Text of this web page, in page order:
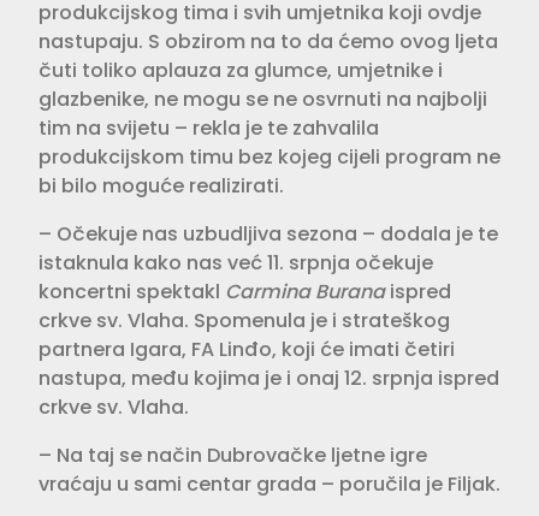
produkcijskog tima i svih umjetnika koji ovdje
nastupaju. S obzirom na to da ćemo ovog ljeta
čuti toliko aplauza za glumce, umjetnike i
glazbenike, ne mogu se ne osvrnuti na najbolji
tim na svijetu – rekla je te zahvalila
produkcijskom timu bez kojeg cijeli program ne
bi bilo moguće realizirati.
– Očekuje nas uzbudljiva sezona – dodala je te
istaknula kako nas već 11. srpnja očekuje
koncertni spektakl Carmina Buranaispred
crkve sv. Vlaha. Spomenula je i strateškog
partnera Igara, FA Linđo, koji će imati četiri
nastupa, među kojima je i onaj 12. srpnja ispred
crkve sv. Vlaha.
– Na taj se način Dubrovačke ljetne igre
vraćaju u sami centar grada – poručila je Filjak.